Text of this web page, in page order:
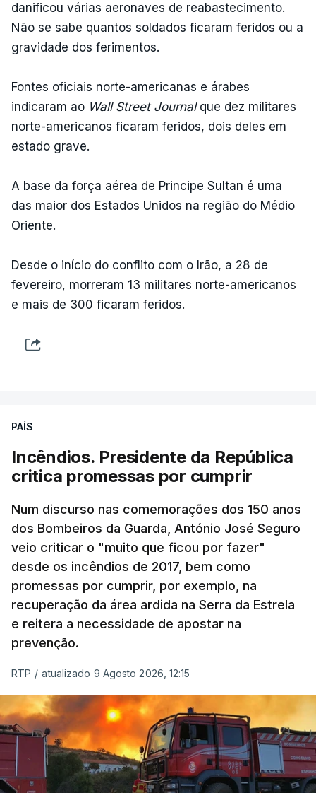
danificou várias aeronaves de reabastecimento.
Não se sabe quantos soldados ficaram feridos ou a
gravidade dos ferimentos.
Fontes oficiais norte-americanas e árabes
indicaram ao Wall Street Journalque dez militares
norte-americanos ficaram feridos, dois deles em
estado grave.
A base da força aérea de Principe Sultan é uma
das maior dos Estados Unidos na região do Médio
Oriente.
Desde o início do conflito com o Irão, a 28 de
fevereiro, morreram 13 militares norte-americanos
e mais de 300 ficaram feridos.
PAÍS
Incêndios. Presidente da República
critica promessas por cumprir
Num discurso nas comemorações dos 150 anos
dos Bombeiros da Guarda, António José Seguro
veio criticar o "muito que ficou por fazer"
desde os incêndios de 2017, bem como
promessas por cumprir, por exemplo, na
recuperação da área ardida na Serra da Estrela
e reitera a necessidade de apostar na
prevenção.
RTP / atualizado 9 Agosto 2026, 12:15